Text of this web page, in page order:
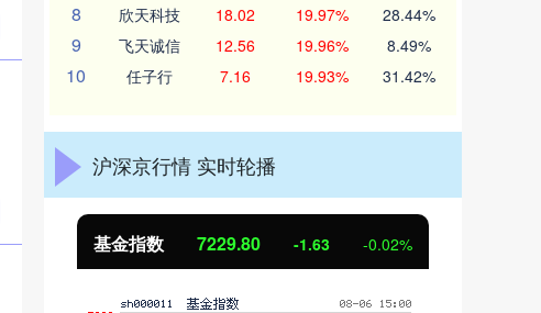
8 欣天科技 18.02 19.97% 28.44%
9 飞天诚信 12.56 19.96% 8.49%
10 任子行 7.16 19.93% 31.42%
沪深京行情 实时轮播
基金指数 7229.80 -1.63 -0.02%